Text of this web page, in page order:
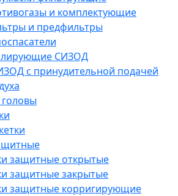
и комплектующие
и предфильтры
СИЗОД
с принудительной подачей
защитные открытые
защитные закрытые
защитные корригирующие